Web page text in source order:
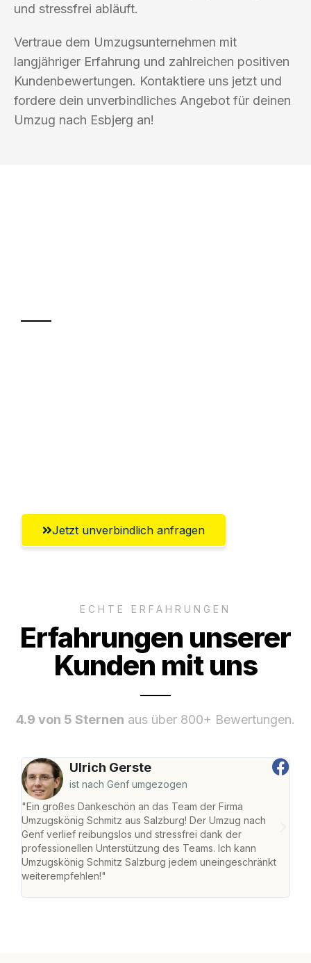
und stressfrei abläuft.
Vertraue dem Umzugsunternehmen mit
langjähriger Erfahrung und zahlreichen positiven
Kundenbewertungen. Kontaktiere uns jetzt und
fordere dein unverbindliches Angebot für deinen
Umzug nach Esbjerg an!
Jetzt unverbindlich anfragen
ECHTE ERFAHRUNGEN
Erfahrungen unserer
Kunden mit uns
4.9 von 5 Sternen aus über 800+ Bewertungen.
Ulrich Gerste
ist nach Genf umgezogen
"Ein großes Dankeschön an das Team der Firma
Umzugskönig Schmitz aus Salzburg! Der Umzug nach
Genf verlief reibungslos und stressfrei dank der
professionellen Unterstützung des Teams. Ich kann
Umzugskönig Schmitz Salzburg jedem uneingeschränkt
weiterempfehlen!"